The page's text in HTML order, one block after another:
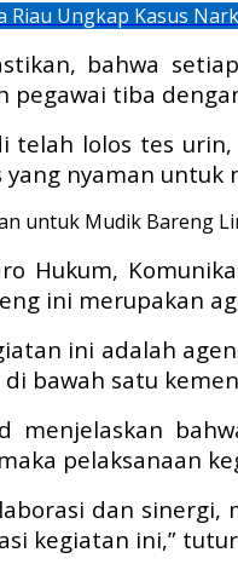
Riau Ungkap Kasus
bahwa
pegawai tiba
telah lolos tes
nyaman untuk
Hukum,
ini merupakan
ini adalah
bawah satu
menjelaskan
pelaksanaan
dan
kegiatan ini,”